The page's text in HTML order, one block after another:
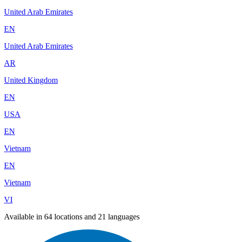
United Arab Emirates
EN
United Arab Emirates
AR
United Kingdom
EN
USA
EN
Vietnam
EN
Vietnam
VI
Available in 64 locations and 21 languages